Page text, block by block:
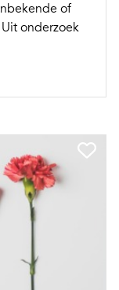
of
onderzoek